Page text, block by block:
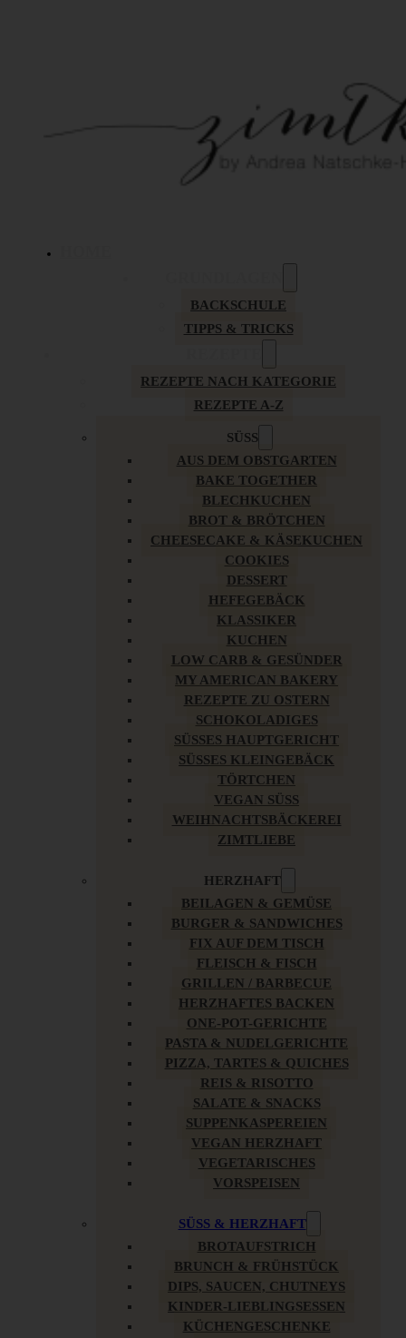
BACKSCHULE
TIPPS & TRICKS
REZEPTE NACH KATEGORIE
REZEPTE A-Z
SÜSS
AUS DEM OBSTGARTEN
BAKE TOGETHER
BLECHKUCHEN
BROT & BRÖTCHEN
CHEESECAKE & KÄSEKUCHEN
COOKIES
DESSERT
HEFEGEBÄCK
KLASSIKER
KUCHEN
LOW CARB & GESÜNDER
MY AMERICAN BAKERY
REZEPTE ZU OSTERN
SCHOKOLADIGES
SÜSSES HAUPTGERICHT
SÜSSES KLEINGEBÄCK
TÖRTCHEN
VEGAN SÜSS
WEIHNACHTSBÄCKEREI
ZIMTLIEBE
HERZHAFT
BEILAGEN & GEMÜSE
BURGER & SANDWICHES
FIX AUF DEM TISCH
FLEISCH & FISCH
GRILLEN / BARBECUE
HERZHAFTES BACKEN
ONE-POT-GERICHTE
PASTA & NUDELGERICHTE
PIZZA, TARTES & QUICHES
REIS & RISOTTO
SALATE & SNACKS
SUPPENKASPEREIEN
VEGAN HERZHAFT
VEGETARISCHES
VORSPEISEN
SÜSS & HERZHAFT
BROTAUFSTRICH
BRUNCH & FRÜHSTÜCK
DIPS, SAUCEN, CHUTNEYS
KINDER-LIEBLINGSESSEN
KÜCHENGESCHENKE